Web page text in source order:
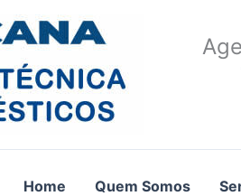
Home Quem Somos